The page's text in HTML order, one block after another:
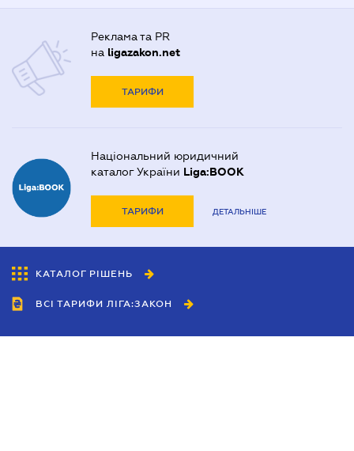
Реклама та PR
на ligazakon.net
ТАРИФИ
Національний юридичний
каталог України Liga:BOOK
ТАРИФИ ДЕТАЛЬНІШЕ
КАТАЛОГ РІШЕНЬ
ВСІ ТАРИФИ ЛІГА:ЗАКОН